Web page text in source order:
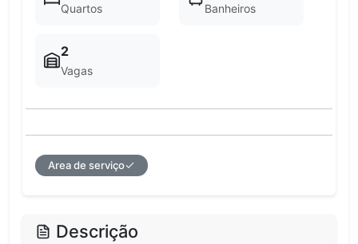
Quartos Banheiros
2
Vagas
Area de serviço
Descrição